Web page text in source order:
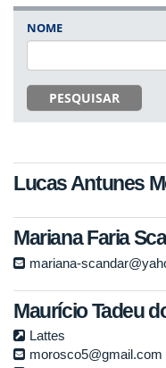
NOME
PESQUISAR
Lucas Antunes
Mariana Faria
mariana-
Maurício Tadeu
Lattes
morosco5@gmail.com